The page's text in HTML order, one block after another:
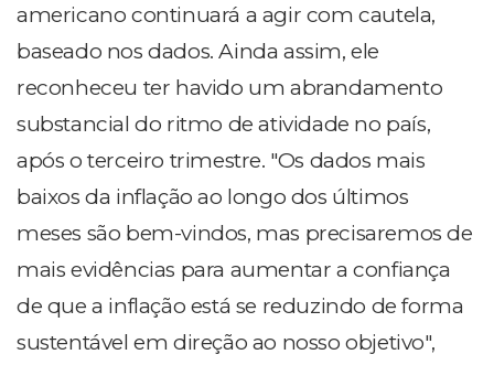
americano continuará a agir com cautela,
baseado nos dados. Ainda assim, ele
reconheceu ter havido um abrandamento
substancial do ritmo de atividade no país,
após o terceiro trimestre. "Os dados mais
baixos da inflação ao longo dos últimos
meses são bem-vindos, mas precisaremos de
mais evidências para aumentar a confiança
de que a inflação está se reduzindo de forma
sustentável em direção ao nosso objetivo",